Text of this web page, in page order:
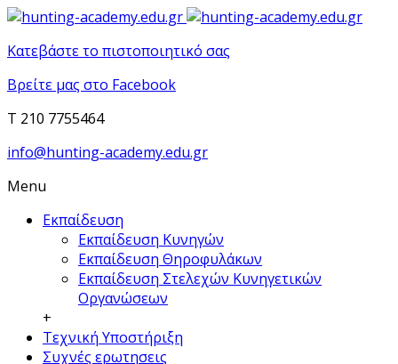
Κατεβάστε το πιστοποιητικό σας
Βρείτε μας στο Facebook
T 210 7755464
info@hunting-academy.edu.gr
Menu
Εκπαίδευση
Εκπαίδευση Κυνηγών
Εκπαίδευση Θηροφυλάκων
Εκπαίδευση Στελεχών Κυνηγετικών
Οργανώσεων
+
Τεχνική Υποστήριξη
Συχνές ερωτησεις